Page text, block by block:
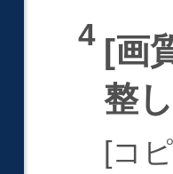
画
整
コ